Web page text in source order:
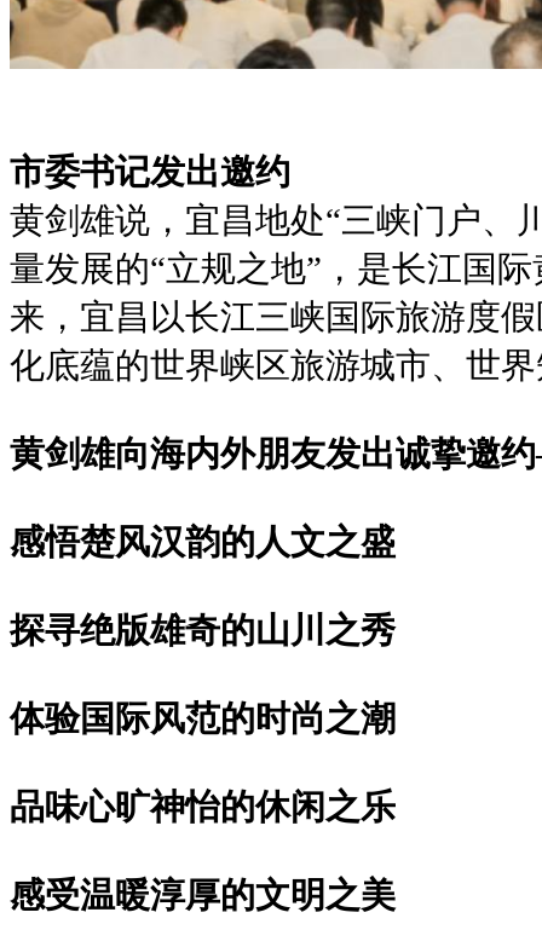
市委书记发出邀约
黄剑雄说，宜昌地处“三峡门户、
量发展的“立规之地”，是长江国
来，宜昌以长江三峡国际旅游度
化底蕴的世界峡区旅游城市、世
黄剑雄向海内外朋友发出诚挚邀
感悟楚风汉韵的人文之盛
探寻绝版雄奇的山川之秀
体验国际风范的时尚之潮
品味心旷神怡的休闲之乐
感受温暖淳厚的文明之美